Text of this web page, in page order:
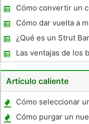
una Softail de
Cómo convertir un
Cómo dar vuelta a
¿Qué es un Strut
Las ventajas de los
Artículo caliente
Cómo seleccionar
de aire frío
Cómo purgar un